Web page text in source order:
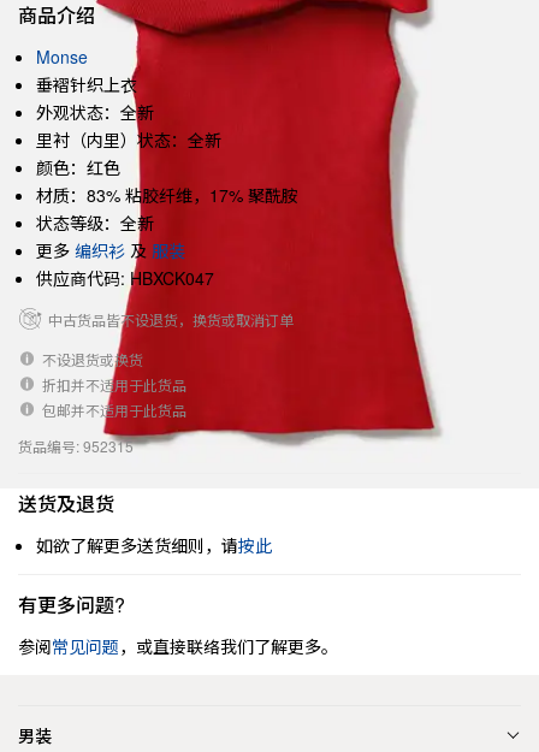
商品介绍
Monse
垂褶针织上衣
外观状态：全新
里衬（内里）状态：全新
颜色：红色
材质：83% 粘胶纤维，17% 聚酰胺
状态等级：全新
更多 编织衫 及 服装
供应商代码: HBXCK047
中古货品皆不设退货，换货或取消订单
不设退货或换货
折扣并不适用于此货品
包邮并不适用于此货品
货品编号: 952315
送货及退货
如欲了解更多送货细则，请按此
有更多问题?
参阅常见问题，或直接联络我们了解更多。
男装